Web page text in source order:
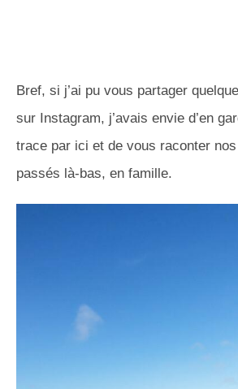
Bref, si j’ai pu vous partager
sur Instagram, j’avais envie d’en
trace par ici et de vous raconter
passés là-bas, en famille.